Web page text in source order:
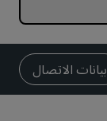
بيانات الاتصال